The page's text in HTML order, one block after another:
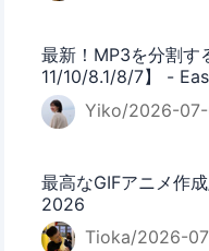
最新！MP3を分割
11/10/8.1/8/7】 -
Yiko/2026-
最高なGIFアニメ作
2026
Tioka/2026-